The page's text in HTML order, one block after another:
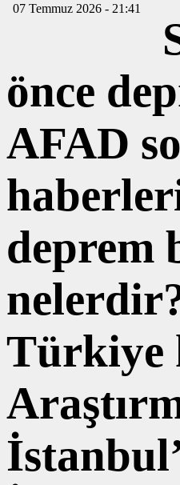
07 Temmuz 2026 - 21:41
önce
AFAD
deprem
Türkiye